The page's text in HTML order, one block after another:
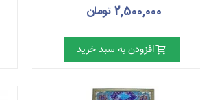
2,500,000 تومان
افزودن به سبد خرید